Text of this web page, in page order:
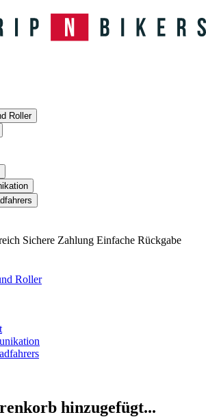
Roller
Sichere Zahlung Einfache Rückgabe
Roller
hinzugefügt...